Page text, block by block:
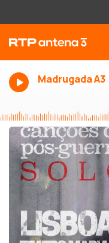
Madrugada A3